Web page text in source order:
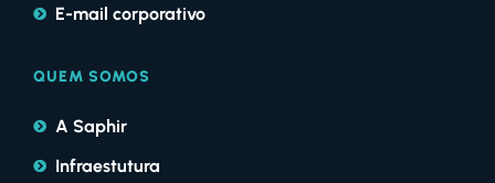
E-mail corporativo
QUEM SOMOS
A Saphir
Infraestutura